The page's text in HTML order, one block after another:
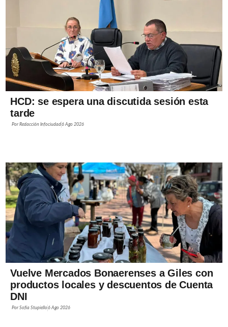
HCD: se espera una discutida sesión esta
tarde
PorRedacción Infociudad6 Ago 2026
Vuelve Mercados Bonaerenses a Giles con
productos locales y descuentos de Cuenta
DNI
PorSofía Stupiello6 Ago 2026